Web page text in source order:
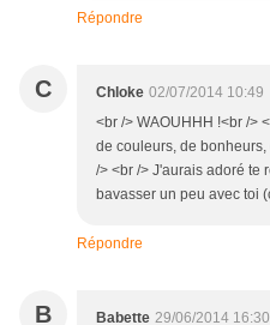
Répondre
C Chloke 02/07/2014 10:49
<br /> WAOUHHH !<br />
de couleurs, de
/> <br /> J'aurais adoré te
bavasser un peu avec toi
Répondre
B Babette 29/06/2014 16:30